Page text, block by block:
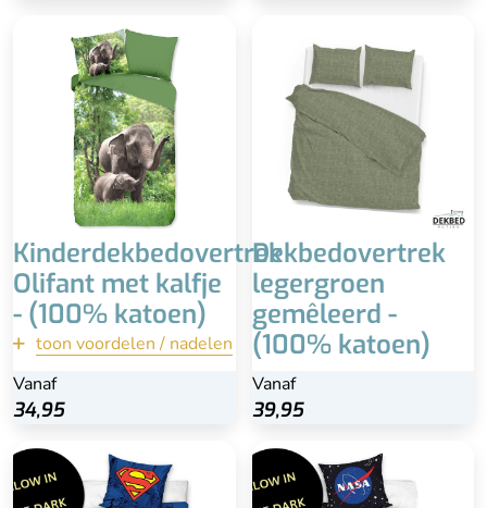
Kinderdekbedovertrek
Olifant met kalfje
- (100% katoen)
toon voordelen / nadelen
Vanaf
34,95
100% katoen
Bijpassende kussensloop
60x70 cm
Scherpe print
Wasbaar op 60 °C
Bekijk
Dekbedovertrek
legergroen
gemêleerd -
(100% katoen)
Vanaf
39,95
Beste keuze!
Duurzaam, blijft langer
Beste keuze!
Duurzaam, blijft langer